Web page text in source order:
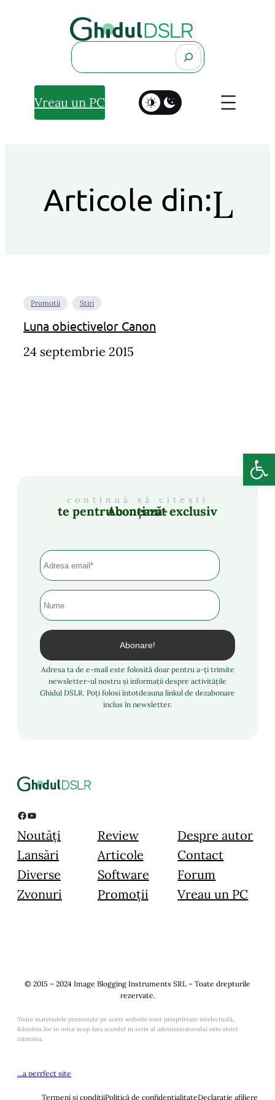
Search
Vreau un PC
Articole din:L
Promotii Stiri
Luna obiectivelor Canon
24 septembrie 2015
continuă să citești
Abonează-te pentru conținut exclusiv
Adresa ta de e-mail este folosită doar pentru a-ți trimite
newsletter-ul nostru și informații despre activitățile
Ghidul DSLR. Poți folosi întotdeauna linkul de dezabonare
inclus în newsletter.
Facebook YouTube
Noutăți
Lansări
Diverse
Zvonuri
Review
Articole
Software
Promoții
Despre autor
Contact
Forum
Vreau un PC
© 2015 – 2024 Image Blogging Instruments SRL – Toate drepturile
rezervate.
Toate materialele prezentate pe acest website sunt prioprietate intelectuală,
folosirea lor in orice scop fara acordul in scris al administratorului este strict
interzisa.
…a perrfect site
Termeni și condițiiPolitică de confidențialitateDeclarație afiliere